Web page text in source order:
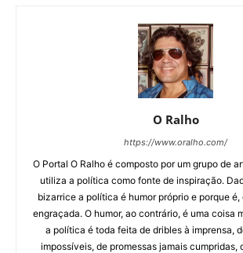
O Ralho
https://www.oralho.com/
O Portal O Ralho é composto por um grupo de
utiliza a política como fonte de inspiração.
bizarrice a política é humor próprio e porque é,
engraçada. O humor, ao contrário, é uma coisa
a política é toda feita de dribles à imprensa,
impossíveis, de promessas jamais cumpridas,